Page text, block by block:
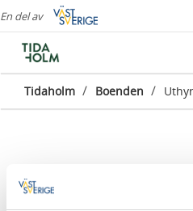
En del av
Tidaholm / Boenden /
Uthyrning av